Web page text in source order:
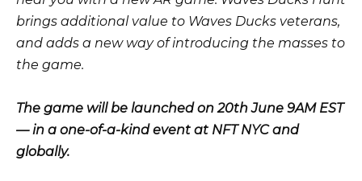
brings additional value to Waves Ducks veterans,
and adds a new way of introducing the masses to
the game.
The game will be launched on 20th June 9AM EST
— in a one-of-a-kind event at NFT NYC and
globally.